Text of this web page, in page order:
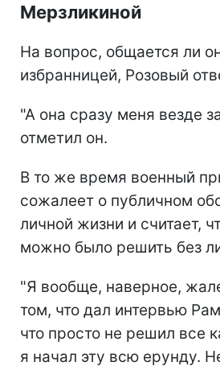
Мерзликиной
На вопрос, общается ли
избранницей, Розовый
"А она сразу меня везде
отметил он.
В то же время военный
сожалеет о публичном
личной жизни и считает,
можно было решить без
"Я вообще, наверное,
том, что дал интервью
что просто не решил все
я начал эту всю ерунду.